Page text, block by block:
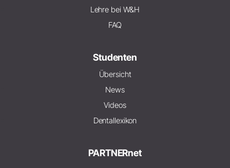
Lehre bei W&H
FAQ
Studenten
Übersicht
News
Videos
Dentallexikon
PARTNERnet